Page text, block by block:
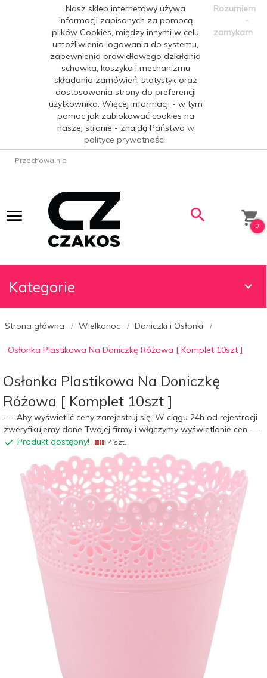
Nasz sklep internetowy używa
informacji zapisanych za pomocą
plików Cookies, między innymi w celu
umożliwienia logowania do systemu,
zapewnienia prawidłowego działania
schowka, koszyka i mechanizmu
składania zamówień, statystyk oraz
dostosowania strony do preferencji
użytkownika. Więcej informacji - w tym
pomoc jak zablokować cookies na
naszej stronie - znajdą Państwo w
polityce prywatności.
Rozumiem
-
zamykam
Przechowalnia
0
Kategorie
Strona główna Wielkanoc Doniczki i Osłonki
Osłonka Plastikowa Na Doniczkę Różowa [ Komplet 10szt ]
Osłonka Plastikowa Na Doniczkę
Różowa [ Komplet 10szt ]
--- Aby wyświetlić ceny zarejestruj się. W ciągu 24h od rejestracji
zweryfikujemy dane Twojej firmy i włączymy wyświetlanie cen ---
Produkt dostępny!
4 szt.